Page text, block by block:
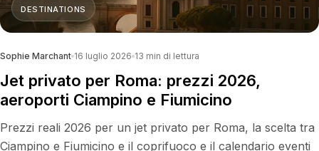
DESTINATIONS
Sophie Marchant 16 luglio 2026 13 min di lettura
Jet privato per Roma: prezzi 2026,
aeroporti Ciampino e Fiumicino
Prezzi reali 2026 per un jet privato per Roma, la scelta tra
Ciampino e Fiumicino e il coprifuoco e il calendario eventi